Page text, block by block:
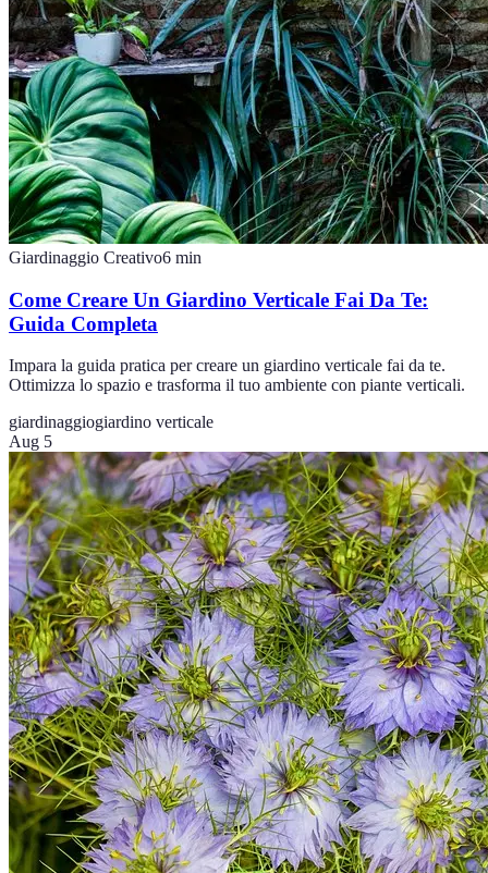
Giardinaggio Creativo6 min
Come Creare Un Giardino Verticale Fai Da Te:
Guida Completa
Impara la guida pratica per creare un giardino verticale fai da te.
Ottimizza lo spazio e trasforma il tuo ambiente con piante verticali.
giardinaggiogiardino verticale
Aug 5